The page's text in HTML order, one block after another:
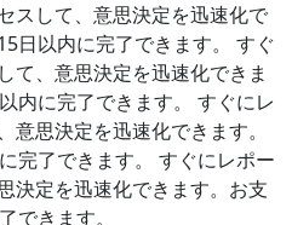
スして、意思決定を迅速化で
日以内に完了できます。
すぐ
て、意思決定を迅速化できま
内に完了できます。
すぐにレ
思決定を迅速化できます。
完了できます。
すぐにレポー
決定を迅速化できます。お支
できます。